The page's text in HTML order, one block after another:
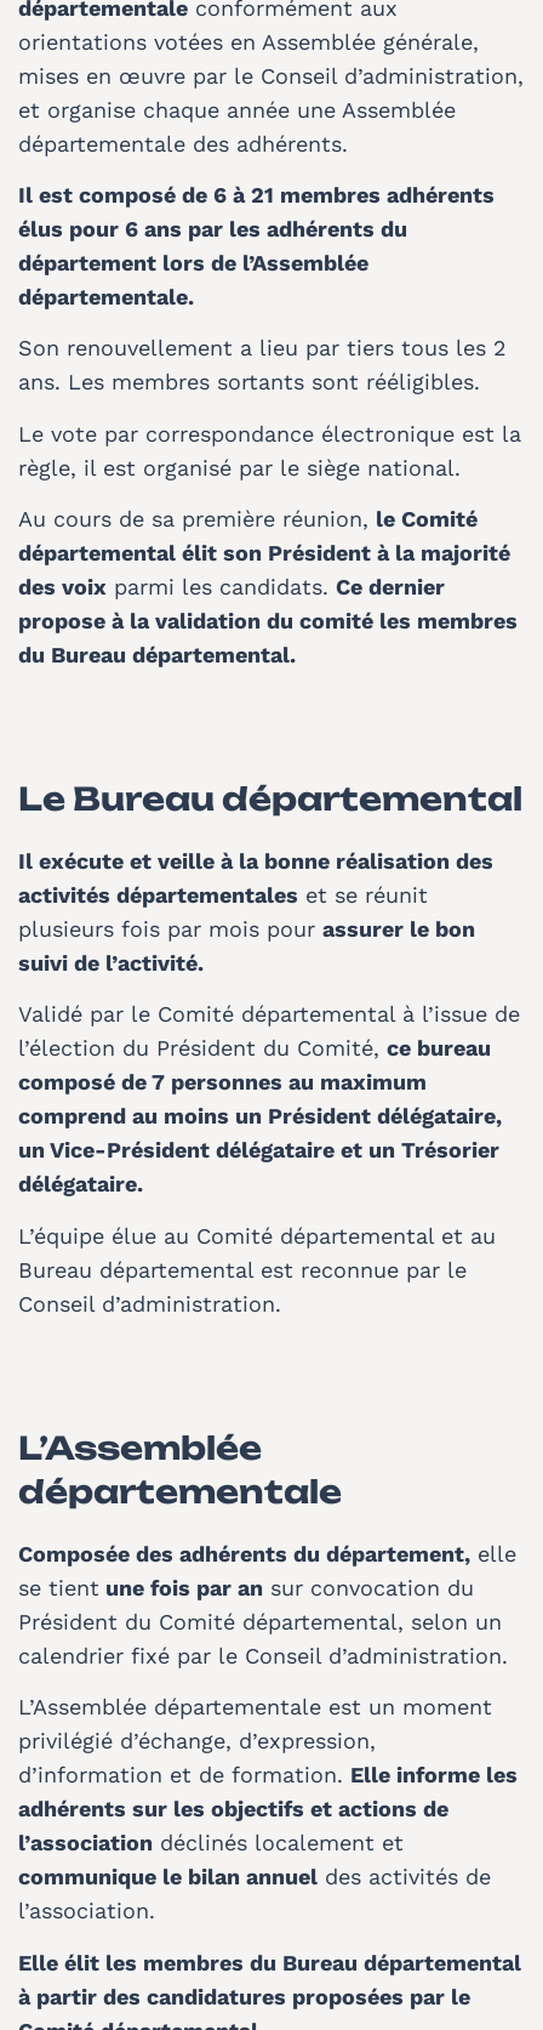
départementale conformément aux
orientations votées en Assemblée générale,
mises en œuvre par le Conseil d’administration,
et organise chaque année une Assemblée
départementale des adhérents.
Il est composé de 6 à 21 membres adhérents
élus pour 6 ans par les adhérents du
département lors de l’Assemblée
départementale.
Son renouvellement a lieu par tiers tous les 2
ans. Les membres sortants sont rééligibles.
Le vote par correspondance électronique est la
règle, il est organisé par le siège national.
Au cours de sa première réunion, le Comité
départemental élit son Président à la majorité
des voix parmi les candidats. Ce dernier
propose à la validation du comité les membres
du Bureau départemental.
Le Bureau départemental
Il exécute et veille à la bonne réalisation des
activités départementales et se réunit
plusieurs fois par mois pour assurer le bon
suivi de l’activité.
Validé par le Comité départemental à l’issue de
l’élection du Président du Comité, ce bureau
composé de 7 personnes au maximum
comprend au moins un Président délégataire,
un Vice-Président délégataire et un Trésorier
délégataire.
L’équipe élue au Comité départemental et au
Bureau départemental est reconnue par le
Conseil d’administration.
L’Assemblée
départementale
Composée des adhérents du département, elle
se tient une fois par an sur convocation du
Président du Comité départemental, selon un
calendrier fixé par le Conseil d’administration.
L’Assemblée départementale est un moment
privilégié d’échange, d’expression,
d’information et de formation. Elle informe les
adhérents sur les objectifs et actions de
l’association déclinés localement et
communique le bilan annuel des activités de
l’association.
Elle élit les membres du Bureau départemental
à partir des candidatures proposées par le